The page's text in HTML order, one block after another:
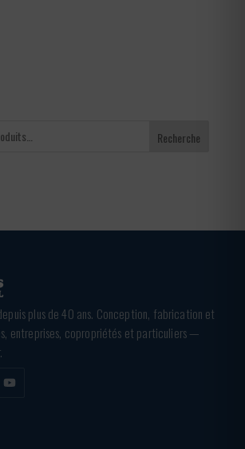
Recherche
plus de 40 ans. Conception, fabrication et
entreprises, copropriétés et particuliers —